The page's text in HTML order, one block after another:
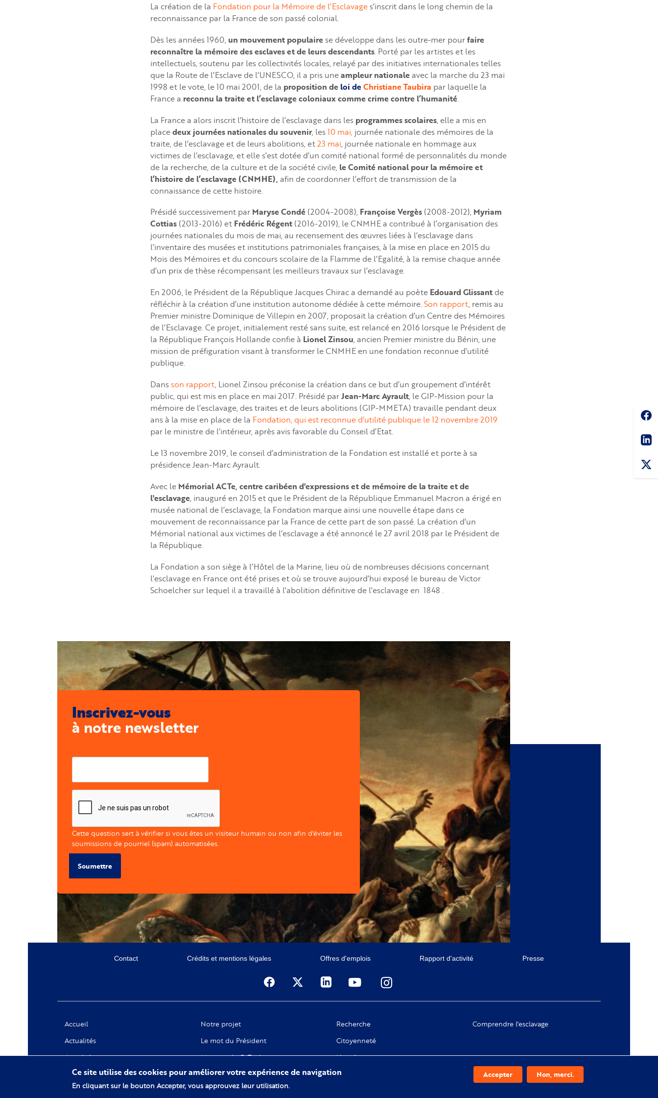
La création de la Fondation pour la Mémoire de l’Esclavage s’inscrit dans le long chemin de la
reconnaissance par la France de son passé colonial.
Dès les années 1960, un mouvement populaire se développe dans les outre-mer pourfaire
reconnaître la mémoire des esclaves et de leurs descendants. Porté par les artistes et les
intellectuels, soutenu par les collectivités locales, relayé par des initiatives internationales telles
que la Route de l’Esclave de l’UNESCO, il a pris uneampleur nationaleavec la marche du 23 mai
1998 et le vote, le 10 mai 2001, de la proposition de loi deChristiane Taubira par laquelle la
France a reconnu la traite et l’esclavage coloniaux comme crime contre l’humanité.
La France a alors inscrit l’histoire de l’esclavage dans les programmes scolaires , elle a mis en
placedeux journées nationales du souvenir, les10 mai journée nationale des mémoires de la
traite, de l’esclavage et de leurs abolitions, et23 mai , journée nationale en hommage aux
victimes de l’esclavage, et elle s'est dotée d’un comité national formé de personnalités du monde
de la recherche, de la culture et de la société civile, le Comité national pour la mémoire et
l’histoire de l’esclavage (CNMHE), afin de coordonner l’effort de transmission de la
connaissance de cette histoire.
Présidé successivement par Maryse Condé (2004-2008), Françoise Vergès (2008-2012), Myriam
Cottias (2013-2016) et Frédéric Régent (2016-2019), le CNMHE a contribué à l’organisation des
journées nationales du mois de mai, au recensement des œuvres liées à l’esclavage dans
l’inventaire des musées et institutions patrimoniales françaises, à la mise en place en 2015 du
Mois des Mémoires et du concours scolaire de la Flamme de l’Egalité, à la remise chaque année
d’un prix de thèse récompensant les meilleurs travaux sur l’esclavage.
En 2006, le Président de la République Jacques Chirac a demandé au poète Edouard Glissant de
réfléchir à la création d’une institution autonome dédiée à cette mémoire.Son rapport, remis au
Premier ministre Dominique de Villepin en 2007, proposait la création d’un Centre des Mémoires
de l’Esclavage. Ce projet, initialement resté sans suite, est relancé en 2016 lorsque le Président de
la République François Hollande confie à Lionel Zinsou, ancien Premier ministre du Bénin, une
mission de préfiguration visant à transformer le CNMHE en une fondation reconnue d’utilité
publique.
Dans son rapport, Lionel Zinsou préconise la création dans ce but d’un groupement d’intérêt
public, qui est mis en place en mai 2017. Présidé parJean-Marc Ayrault, le GIP-Mission pour la
mémoire de l’esclavage, des traites et de leurs abolitions (GIP-MMETA) travaille pendant deux
ans à la mise en place de la Fondation, qui est reconnue d’utilité publique le 12 novembre 2019
par le ministre de l’intérieur, après avis favorable du Conseil d’Etat.
Le 13 novembre 2019, le conseil d’administration de la Fondation est installé et porte à sa
présidence Jean-Marc Ayrault.
Avec le Mémorial ACTe, centre caribéen d'expressions et de mémoire de la traite et de
l'esclavage, inauguré en 2015 et que le Président de la République Emmanuel Macron a érigé en
musée national de l’esclavage, la Fondation marque ainsi une nouvelle étape dans ce
mouvement de reconnaissance par la France de cette part de son passé. La création d'un
Mémorial national aux victimes de l’esclavage a été annoncé le 27 avril 2018 par le Président de
la République.
La Fondation a son siège à l’Hôtel de la Marine, lieu où de nombreuses décisions concernant
l'esclavage en France ont été prises et où se trouve aujourd'hui exposé le bureau de Victor
Schoelcher sur lequel il a travaillé à l'abolition définitive de l'esclavage en 1848 .
Inscrivez-vous
à notre newsletter
Cette question sert à vérifier si vous êtes un visiteur humain ou non afin d'éviter les
soumissions de pourriel (spam) automatisées.
Soumettre
Contact Crédits et mentions légales Offres d'emplois Rapport d'activité Presse
Accueil
Actualités
Appels à projets
Notre projet
Le mot du Président
Message de C. Taubira
Notre gouvernance
Collectivités fondatrices
Recherche
Citoyenneté
Numérique
Comprendre l'esclavage
Ce site utilise des cookies pour améliorer votre expérience de navigation
En cliquant sur le bouton Accepter, vous approuvez leur utilisation.
Accepter Non, merci.